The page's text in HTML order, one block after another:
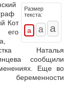
Размер
текста:
Кот
Наталья
сообщили
Еще во
беременности